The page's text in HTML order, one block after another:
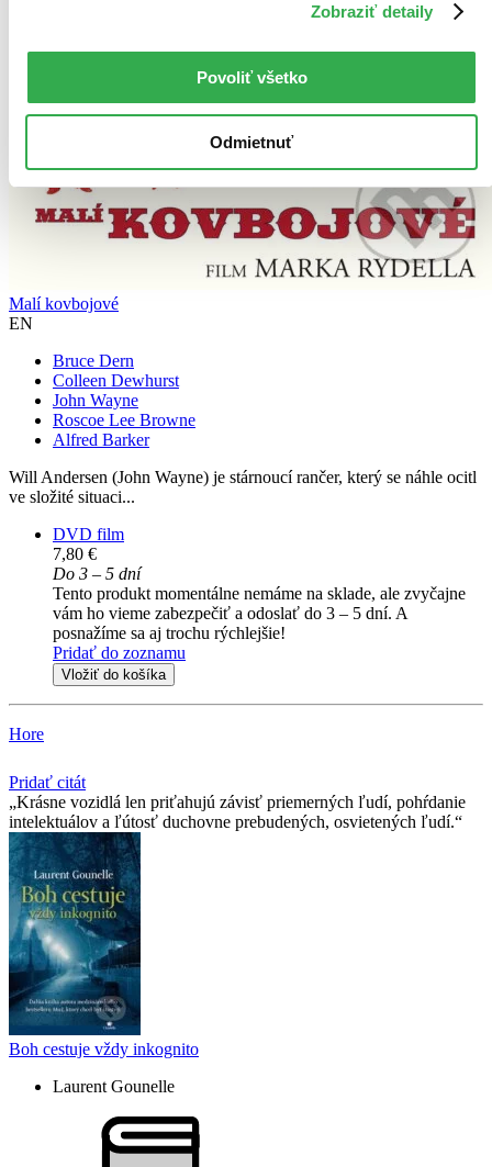
Zobraziť detaily
Povoliť všetko
Odmietnuť
Malí kovbojové
EN
Bruce Dern
Colleen Dewhurst
John Wayne
Roscoe Lee Browne
Alfred Barker
Will Andersen (John Wayne) je stárnoucí rančer, který se náhle ocitl
ve složité situaci...
DVD film
7,80 €
Do 3 – 5 dní
Tento produkt momentálne nemáme na sklade, ale zvyčajne
vám ho vieme zabezpečiť a odoslať do 3 – 5 dní. A
posnažíme sa aj trochu rýchlejšie!
Pridať do zoznamu
Vložiť do košíka
Hore
Pridať citát
Krásne vozidlá len priťahujú závisť priemerných ľudí, pohŕdanie
intelektuálov a ľútosť duchovne prebudených, osvietených ľudí.
Boh cestuje vždy inkognito
Laurent Gounelle